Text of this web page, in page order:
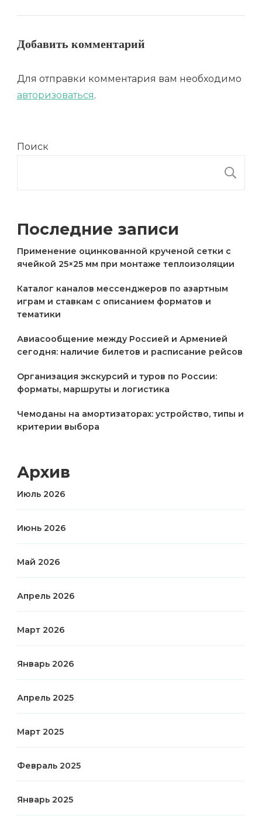
Добавить комментарий
Для отправки комментария вам необходимо
авторизоваться.
Поиск
Последние записи
Применение оцинкованной крученой сетки с
ячейкой 25×25 мм при монтаже теплоизоляции
Каталог каналов мессенджеров по азартным
играм и ставкам с описанием форматов и
тематики
Авиасообщение между Россией и Арменией
сегодня: наличие билетов и расписание рейсов
Организация экскурсий и туров по России:
форматы, маршруты и логистика
Чемоданы на амортизаторах: устройство, типы и
критерии выбора
Архив
Июль 2026
Июнь 2026
Май 2026
Апрель 2026
Март 2026
Январь 2026
Апрель 2025
Март 2025
Февраль 2025
Январь 2025